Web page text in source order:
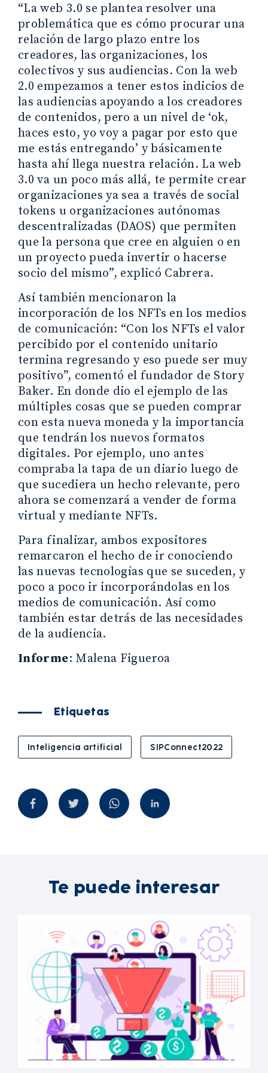
“La web 3.0 se plantea resolver una
problemática que es cómo procurar una
relación de largo plazo entre los
creadores, las organizaciones, los
colectivos y sus audiencias. Con la web
2.0 empezamos a tener estos indicios de
las audiencias apoyando a los creadores
de contenidos, pero a un nivel de ‘ok,
haces esto, yo voy a pagar por esto que
me estás entregando’ y básicamente
hasta ahí llega nuestra relación. La web
3.0 va un poco más allá, te permite crear
organizaciones ya sea a través de social
tokens u organizaciones autónomas
descentralizadas (DAOS) que permiten
que la persona que cree en alguien o en
un proyecto pueda invertir o hacerse
socio del mismo”, explicó Cabrera.
Así también mencionaron la
incorporación de los NFTs en los medios
de comunicación: “Con los NFTs el valor
percibido por el contenido unitario
termina regresando y eso puede ser muy
positivo”, comentó el fundador de Story
Baker. En donde dio el ejemplo de las
múltiples cosas que se pueden comprar
con esta nueva moneda y la importancia
que tendrán los nuevos formatos
digitales. Por ejemplo, uno antes
compraba la tapa de un diario luego de
que sucediera un hecho relevante, pero
ahora se comenzará a vender de forma
virtual y mediante NFTs.
Para finalizar, ambos expositores
remarcaron el hecho de ir conociendo
las nuevas tecnologías que se suceden, y
poco a poco ir incorporándolas en los
medios de comunicación. Así como
también estar detrás de las necesidades
de la audiencia.
Informe: Malena Figueroa
Etiquetas
Inteligencia artificial SIPConnect2022
Te puede interesar